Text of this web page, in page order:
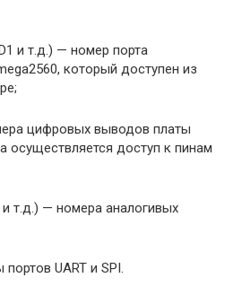
и т.д.) — номер порта
который доступен из
цифровых выводов платы
осуществляется доступ к пинам
т.д.) — номера аналогивых
UART и SPI.